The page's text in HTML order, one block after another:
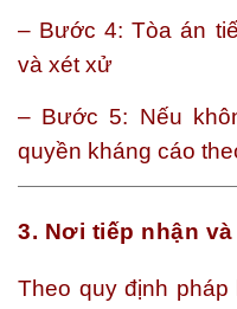
– Bước 4: Tòa án
và xét xử
– Bước 5: Nếu
quyền kháng cáo
3. Nơi tiếp nhận
Theo quy định